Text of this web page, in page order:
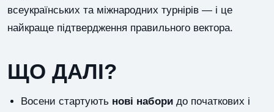
всеукраїнських та міжнародних турнірів — і це
найкраще підтвердження правильного вектора.
ЩО ДАЛІ?
Восени стартують нові набори до початкових і